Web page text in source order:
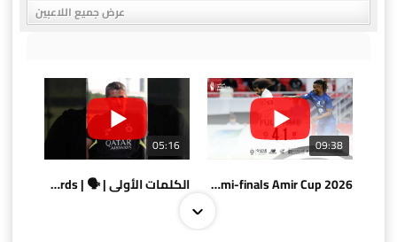
عرض جميع اللاعبين
05:16
الكلمات الأولى | 🗣 | First words
09:38
AlSadd 4/1 AlDuhail - Semi-finals Amir Cup 2026 #السد/ الدحيل